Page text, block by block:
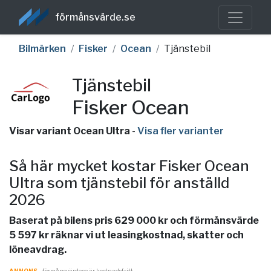
förmånsvärde.se
Bilmärken Fisker Ocean Tjänstebil
Tjänstebil
Fisker Ocean
Visar variant Ocean Ultra - Visa fler varianter
Så här mycket kostar Fisker Ocean
Ultra som tjänstebil för anställd
2026
Baserat på bilens pris 629 000 kr och förmånsvärde
5 597 kr räknar vi ut leasingkostnad, skatter och
löneavdrag.